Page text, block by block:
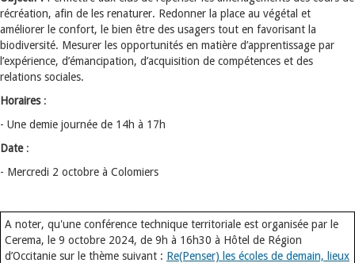
récréation, afin de les renaturer. Redonner la place au végétal et
améliorer le confort, le bien être des usagers tout en favorisant la
biodiversité. Mesurer les opportunités en matière d’apprentissage par
l’expérience, d’émancipation, d’acquisition de compétences et des
relations sociales.
Horaires:
- Une demie journée de 14h à 17h
Date:
- Mercredi 2 octobre à Colomiers
A noter, qu'une conférence technique territoriale est organisée par le
Cerema, le 9 octobre 2024, de 9h à 16h30 à Hôtel de Région
d’Occitanie sur le thème suivant : Re(Penser) les écoles de demain, lieux